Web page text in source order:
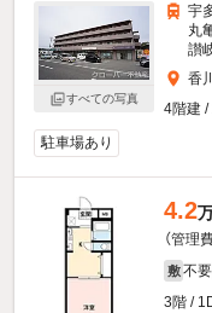
すべての写真
宇
丸
讃
香
4階建 /
駐車場あり
4.2
（管理
敷 不要
3階 /